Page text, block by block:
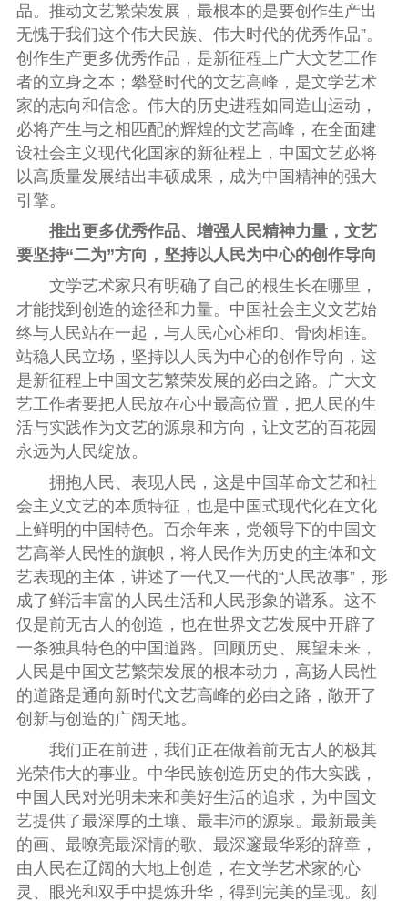
品。推动文艺繁荣发展，最根本的是要创作生产出
无愧于我们这个伟大民族、伟大时代的优秀作品”。
创作生产更多优秀作品，是新征程上广大文艺工作
者的立身之本；攀登时代的文艺高峰，是文学艺术
家的志向和信念。伟大的历史进程如同造山运动，
必将产生与之相匹配的辉煌的文艺高峰，在全面建
设社会主义现代化国家的新征程上，中国文艺必将
以高质量发展结出丰硕成果，成为中国精神的强大
引擎。
推出更多优秀作品、增强人民精神力量，文艺
要坚持“二为”方向，坚持以人民为中心的创作导向
文学艺术家只有明确了自己的根生长在哪里，
才能找到创造的途径和力量。中国社会主义文艺始
终与人民站在一起，与人民心心相印、骨肉相连。
站稳人民立场，坚持以人民为中心的创作导向，这
是新征程上中国文艺繁荣发展的必由之路。广大文
艺工作者要把人民放在心中最高位置，把人民的生
活与实践作为文艺的源泉和方向，让文艺的百花园
永远为人民绽放。
拥抱人民、表现人民，这是中国革命文艺和社
会主义文艺的本质特征，也是中国式现代化在文化
上鲜明的中国特色。百余年来，党领导下的中国文
艺高举人民性的旗帜，将人民作为历史的主体和文
艺表现的主体，讲述了一代又一代的“人民故事”，形
成了鲜活丰富的人民生活和人民形象的谱系。这不
仅是前无古人的创造，也在世界文艺发展中开辟了
一条独具特色的中国道路。回顾历史、展望未来，
人民是中国文艺繁荣发展的根本动力，高扬人民性
的道路是通向新时代文艺高峰的必由之路，敞开了
创新与创造的广阔天地。
我们正在前进，我们正在做着前无古人的极其
光荣伟大的事业。中华民族创造历史的伟大实践，
中国人民对光明未来和美好生活的追求，为中国文
艺提供了最深厚的土壤、最丰沛的源泉。最新最美
的画、最嘹亮最深情的歌、最深邃最华彩的辞章，
由人民在辽阔的大地上创造，在文学艺术家的心
灵、眼光和双手中提炼升华，得到完美的呈现。刻